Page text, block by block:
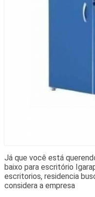
Já que você está
baixo para escritório
escritorios, residencia
considera a empresa